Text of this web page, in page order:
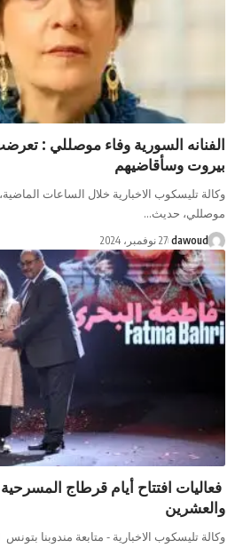
السورية وفاء موصللي : تعرضت
وسأقاضيهم
تليسكوب الاخبارية خلال الساعات الماضية، غدت
حديث…
dawoud 27 نوفمبر، 2024
افتتاح أيام قرطاج المسرحية في
تليسكوب الاخبارية - متابعة مندوبنا بتونس